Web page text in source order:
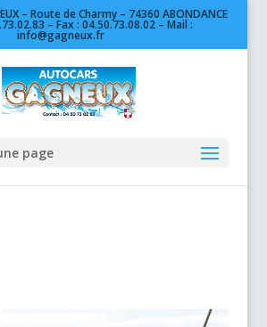
– Route de Charmy – 74360 ABONDANCE
– Fax : 04.50.73.08.02 – Mail :
info@gagneux.fr
page